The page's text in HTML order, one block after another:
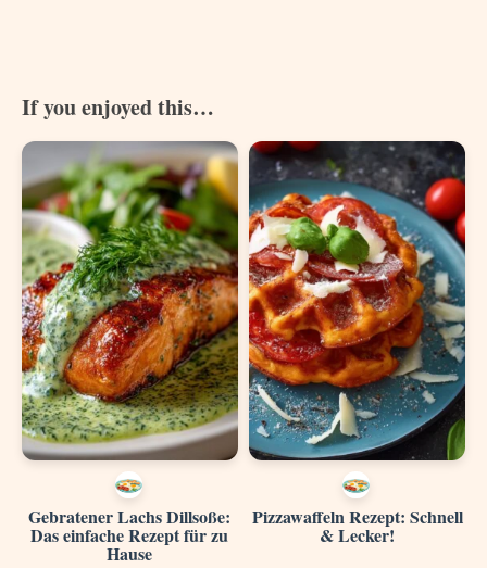
If you enjoyed this…
Gebratener Lachs Dillsoße:
Das einfache Rezept für zu
Hause
Pizzawaffeln Rezept: Schnell
& Lecker!